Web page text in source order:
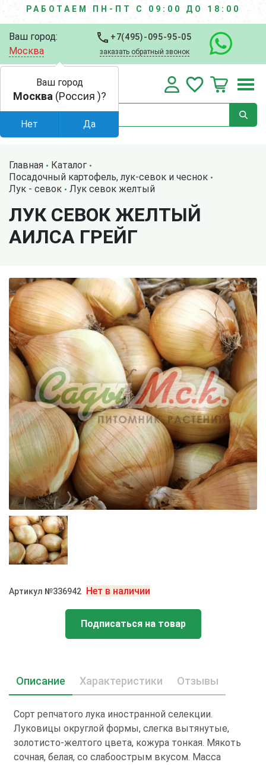
РАБОТАЕМ ПН-ПТ С 09:00 ДО 18:00
Ваш город:
Москва
+7(495)-095-95-05
заказать обратный звонок
Главная
Каталог
Посадочный картофель, лук-севок и чеснок
Лук - севок
Лук севок желтый
ЛУК СЕВОК ЖЕЛТЫЙ
АИЛСА ГРЕЙГ
Артикул №336942 Нет в наличии
Подписаться на товар
Описание Характеристики Отзывы
Сорт репчатого лука иностранной селекции.
Луковицы округлой формы, слегка вытянутые,
золотисто-желтого цвета, кожура тонкая. Мякоть
сочная, белая, со слабоострым вкусом. Масса
Ваш город
Москва (Россия )?
Нет Да